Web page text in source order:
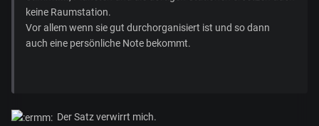
keine Raumstation.
Vor allem wenn sie gut durchorganisiert ist und so dann
auch eine persönliche Note bekommt.
Der Satz verwirrt mich.